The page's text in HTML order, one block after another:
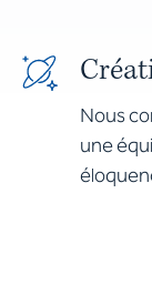
Nous
une